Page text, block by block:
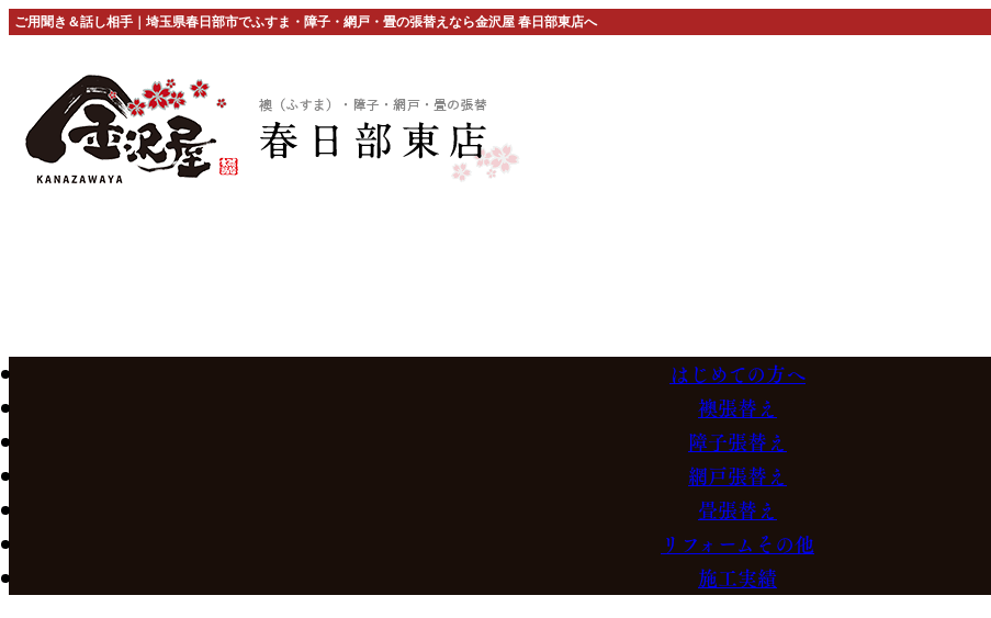
ご用聞き＆話し相手｜埼玉県春日部市でふすま・障子・網戸・畳の張替えなら金沢屋 春日部東店へ
はじめての方へ
襖張替え
障子張替え
網戸張替え
畳張替え
リフォームその他
施工実績